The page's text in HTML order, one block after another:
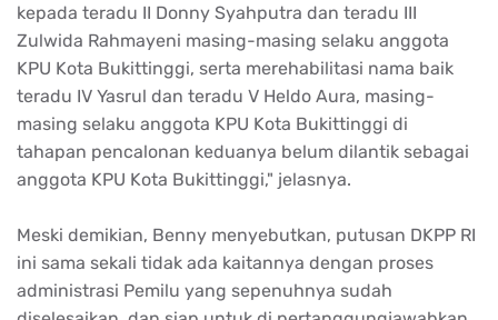
kepada teradu II Donny Syahputra dan teradu III
Zulwida Rahmayeni masing-masing selaku anggota
KPU Kota Bukittinggi, serta merehabilitasi nama baik
teradu IV Yasrul dan teradu V Heldo Aura, masing-
masing selaku anggota KPU Kota Bukittinggi di
tahapan pencalonan keduanya belum dilantik sebagai
anggota KPU Kota Bukittinggi," jelasnya.
Meski demikian, Benny menyebutkan, putusan DKPP RI
ini sama sekali tidak ada kaitannya dengan proses
administrasi Pemilu yang sepenuhnya sudah